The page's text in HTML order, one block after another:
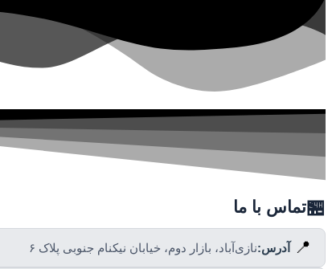
🏪تماس با ما
📍 آدرس:نازی‌آباد، بازار دوم، خیابان نیکنام جنوبی پلاک ۶